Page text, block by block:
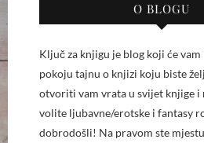
O BLOGU
Ključ za knjigu je blog koji će
pokoju tajnu o knjizi koju biste
otvoriti vam vrata u svijet knjige i
volite ljubavne/erotske i fantasy
dobrodošli! Na pravom ste